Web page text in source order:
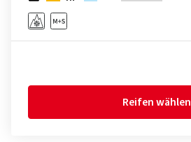
Reifen wählen